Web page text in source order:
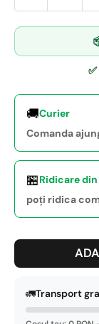
🚚Curier
Comanda
🏪Ridicare
poți ridica
🚛Transport